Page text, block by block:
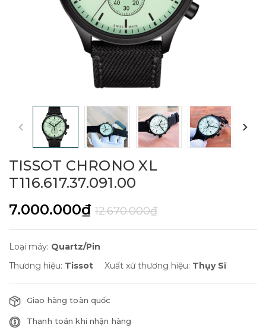
TISSOT CHRONO XL
T116.617.37.091.00
7.000.000₫ 12.670.000₫
Loại máy: Quartz/Pin
Thương hiệu: Tissot Xuất xứ thương hiệu: Thụy Sĩ
Giao hàng toàn quốc
Thanh toán khi nhận hàng